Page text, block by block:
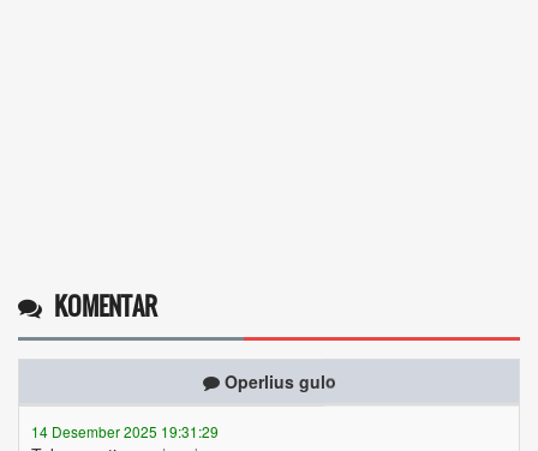
KOMENTAR
Operlius gulo
14 Desember 2025 19:31:29
Token gratis ...selengkapnya